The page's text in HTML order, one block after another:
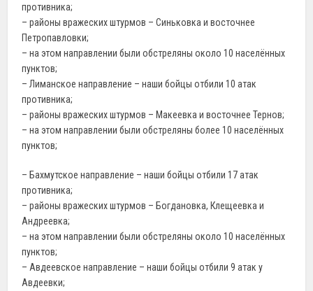
противника;
– районы вражеских штурмов – Синьковка и восточнее
Петропавловки;
– на этом направлении были обстреляны около 10 населённых
пунктов;
– Лиманское направление – наши бойцы отбили 10 атак
противника;
– районы вражеских штурмов – Макеевка и восточнее Тернов;
– на этом направлении были обстреляны более 10 населённых
пунктов;
– Бахмутское направление – наши бойцы отбили 17 атак
противника;
– районы вражеских штурмов – Богдановка, Клещеевка и
Андреевка;
– на этом направлении были обстреляны около 10 населённых
пунктов;
– Авдеевское направление – наши бойцы отбили 9 атак у
Авдеевки;